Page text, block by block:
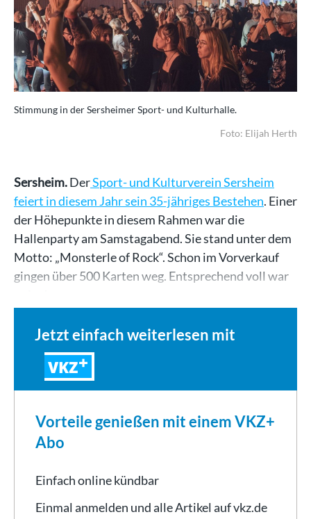
Stimmung in der Sersheimer Sport- und Kulturhalle.
Foto: Elijah Herth
Sersheim.DerSport- und Kulturverein Sersheim
feiert in diesem Jahr sein 35-jähriges Bestehen. Einer
der Höhepunkte in diesem Rahmen war die
Hallenparty am Samstagabend. Sie stand unter dem
Motto: „Monsterle of Rock“. Schon im Vorverkauf
gingen über 500 Karten weg. Entsprechend voll war
Jetzt einfach weiterlesen mit
VKZ
Vorteile genießen mit einem VKZ+
Abo
Einfach online kündbar
Einmal anmelden und alle Artikel auf vkz.de